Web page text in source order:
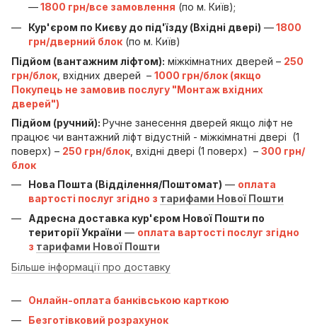
—1800 грн/все замовлення (по м. Київ);
Кур'єром по Києву до під'їзду (Вхідні двері) —1800
грн/дверний блок (по м. Київ)
Підйом (вантажним ліфтом): міжкімнатних дверей – 250
грн/блок , вхідних дверей – 1000 грн/блок (якщо
Покупець не замовив послугу "Монтаж вхідних
дверей")
Підйом (ручний): Ручне занесення дверей якщо ліфт не
працює чи вантажний ліфт відустній - міжкімнатні двері (1
поверх) – 250 грн/блок , вхідні двері (1 поверх) – 300 грн/
блок
Нова Пошта (Відділення/Поштомат) — оплата
вартості послуг згідно з тарифами Нової Пошти
Адресна доставка кур'єром Нової Пошти по
території України — оплата вартості послуг згідно
з тарифами Нової Пошти
Більше інформації про доставку
Онлайн-оплата банківською карткою
Безготівковий розрахунок